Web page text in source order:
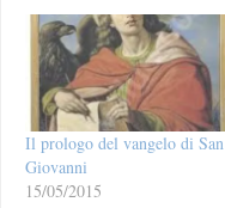
Il prologo del vangelo di San
Giovanni
15/05/2015